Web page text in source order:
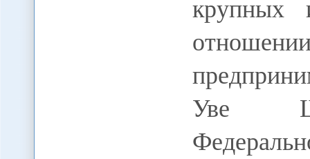
крупных
Уве